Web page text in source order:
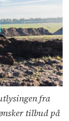
fra
tilbud på